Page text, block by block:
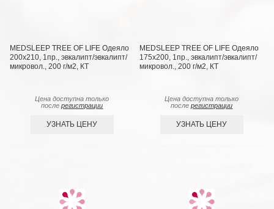
MEDSLEEP TREE OF LIFE Одеяло
200х210, 1пр., эвкалипт/эвкалипт/
микровол., 200 г/м2, КТ
Цена доступна только
послерегистрации
УЗНАТЬ ЦЕНУ
MEDSLEEP TREE OF LIFE Одеяло
175х200, 1пр., эвкалипт/эвкалипт/
микровол., 200 г/м2, КТ
Цена доступна только
послерегистрации
УЗНАТЬ ЦЕНУ